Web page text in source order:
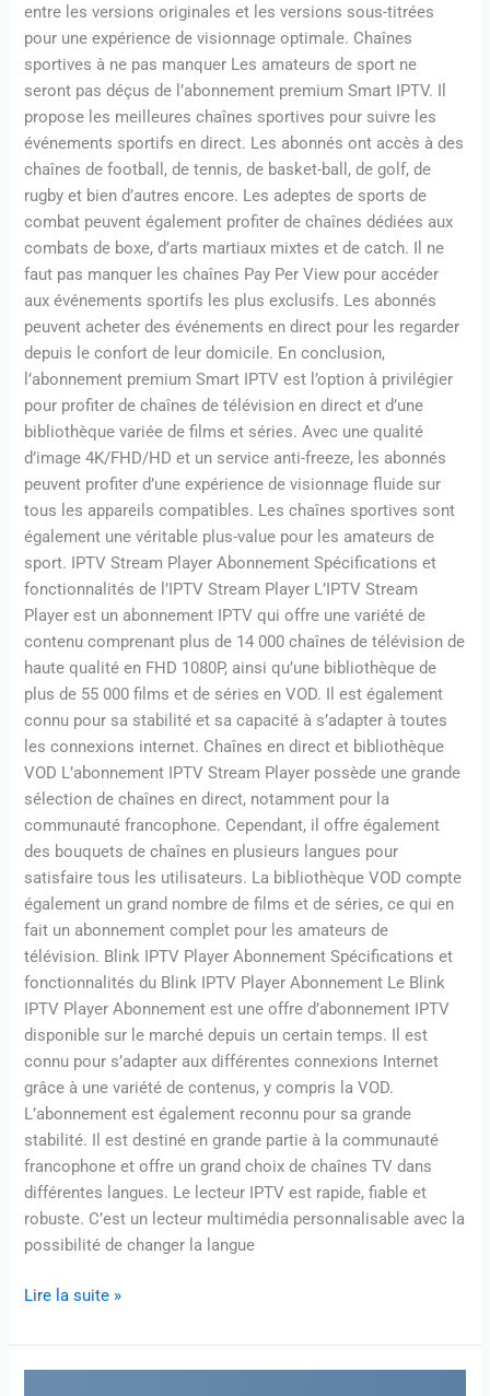
entre les versions originales et les versions sous-titrées
pour une expérience de visionnage optimale. Chaînes
sportives à ne pas manquer Les amateurs de sport ne
seront pas déçus de l’abonnement premium Smart IPTV. Il
propose les meilleures chaînes sportives pour suivre les
événements sportifs en direct. Les abonnés ont accès à des
chaînes de football, de tennis, de basket-ball, de golf, de
rugby et bien d’autres encore. Les adeptes de sports de
combat peuvent également profiter de chaînes dédiées aux
combats de boxe, d’arts martiaux mixtes et de catch. Il ne
faut pas manquer les chaînes Pay Per View pour accéder
aux événements sportifs les plus exclusifs. Les abonnés
peuvent acheter des événements en direct pour les regarder
depuis le confort de leur domicile. En conclusion,
l’abonnement premium Smart IPTV est l’option à privilégier
pour profiter de chaînes de télévision en direct et d’une
bibliothèque variée de films et séries. Avec une qualité
d’image 4K/FHD/HD et un service anti-freeze, les abonnés
peuvent profiter d’une expérience de visionnage fluide sur
tous les appareils compatibles. Les chaînes sportives sont
également une véritable plus-value pour les amateurs de
sport. IPTV Stream Player Abonnement Spécifications et
fonctionnalités de l’IPTV Stream Player L’IPTV Stream
Player est un abonnement IPTV qui offre une variété de
contenu comprenant plus de 14 000 chaînes de télévision de
haute qualité en FHD 1080P, ainsi qu’une bibliothèque de
plus de 55 000 films et de séries en VOD. Il est également
connu pour sa stabilité et sa capacité à s’adapter à toutes
les connexions internet. Chaînes en direct et bibliothèque
VOD L’abonnement IPTV Stream Player possède une grande
sélection de chaînes en direct, notamment pour la
communauté francophone. Cependant, il offre également
des bouquets de chaînes en plusieurs langues pour
satisfaire tous les utilisateurs. La bibliothèque VOD compte
également un grand nombre de films et de séries, ce qui en
fait un abonnement complet pour les amateurs de
télévision. Blink IPTV Player Abonnement Spécifications et
fonctionnalités du Blink IPTV Player Abonnement Le Blink
IPTV Player Abonnement est une offre d’abonnement IPTV
disponible sur le marché depuis un certain temps. Il est
connu pour s’adapter aux différentes connexions Internet
grâce à une variété de contenus, y compris la VOD.
L’abonnement est également reconnu pour sa grande
stabilité. Il est destiné en grande partie à la communauté
francophone et offre un grand choix de chaînes TV dans
différentes langues. Le lecteur IPTV est rapide, fiable et
robuste. C’est un lecteur multimédia personnalisable avec la
possibilité de changer la langue
Lire la suite »